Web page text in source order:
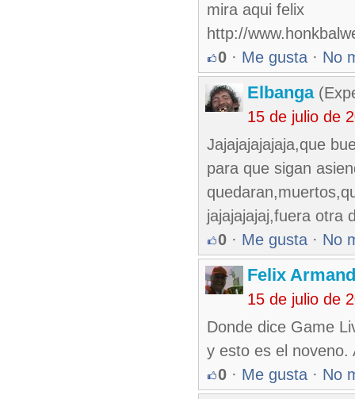
mira aqui felix
http://
0 · Me gusta · No
Elbanga
15 de julio de
Jajajajajajaja,que
para que sigan
jajajajajaj,fuera otra
0 · Me gusta · No
Felix
15 de julio de
Donde dice Game
y esto es el noveno.
0 · Me gusta · No